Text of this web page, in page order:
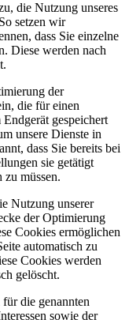
die Nutzung unseres
setzen wir
dass Sie einzelne
Diese werden nach
der
die für einen
gespeichert
unsere Dienste in
dass Sie bereits bei
sie getätigt
zu müssen.
Nutzung unserer
der Optimierung
Cookies ermöglichen
automatisch zu
Cookies werden
gelöscht.
die genannten
sowie der